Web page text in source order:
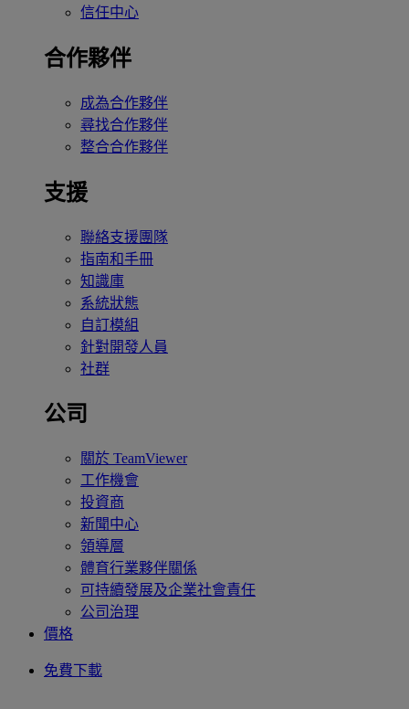
信任中心
合作夥伴
成為合作夥伴
尋找合作夥伴
整合合作夥伴
支援
聯絡支援團隊
指南和手冊
知識庫
系統狀態
自訂模組
針對開發人員
社群
公司
關於 TeamViewer
工作機會
投資商
新聞中心
領導層
體育行業夥伴關係
可持續發展及企業社會責任
公司治理
價格
免費下載